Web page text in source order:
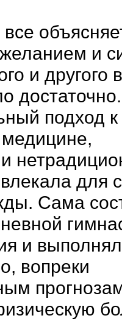
и
и другого в
подход к
для
Сама
и
вопреки